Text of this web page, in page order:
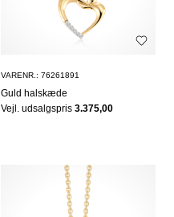
VARENR.: 76261891
Guld halskæde
Vejl. udsalgspris3.375,00